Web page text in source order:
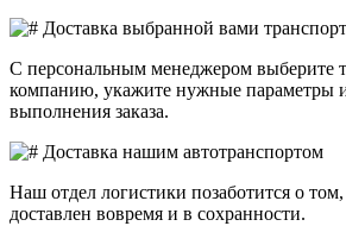
Доставка выбранной вами
С персональным менеджером выберите
компанию, укажите нужные параметры
выполнения заказа.
Доставка нашим автотранспортом
Наш отдел логистики позаботится о
доставлен вовремя и в сохранности.